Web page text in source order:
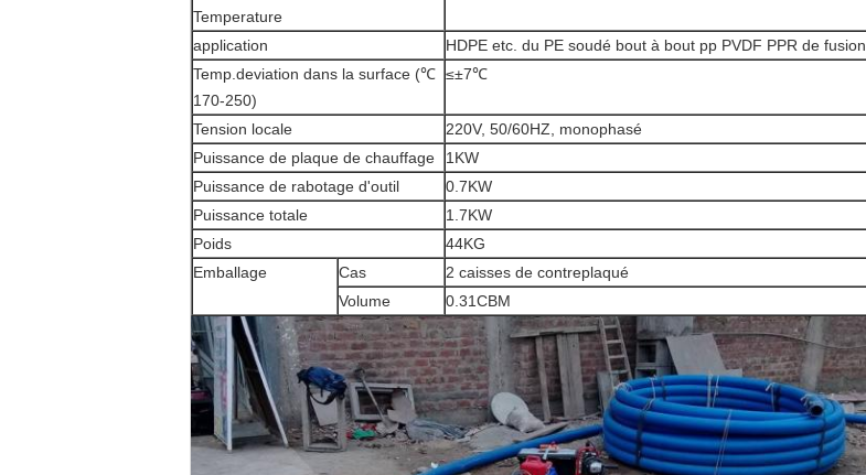
Temperature
application
HDPE etc. du PE soudé bout à bout pp PVDF PPR de fusion
Temp.deviation dans la surface (℃
170-250)
≤±7℃
Tension locale
220V, 50/60HZ, monophasé
Puissance de plaque de chauffage
1KW
Puissance de rabotage d'outil
0.7KW
Puissance totale
1.7KW
Poids
44KG
Emballage
Cas
2 caisses de contreplaqué
Volume
0.31CBM